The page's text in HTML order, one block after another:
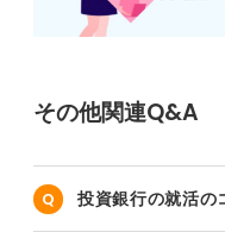
その他関連Q&A
投資銀行の就活の